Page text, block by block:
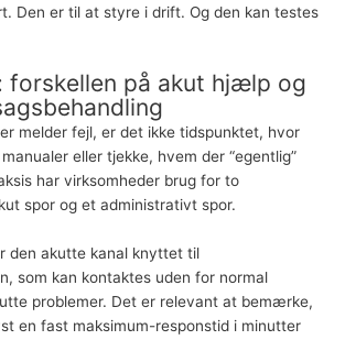
Den er til at styre i drift. Og den kan testes
forskellen på akut hjælp og
melder fejl, er det ikke tidspunktet, hvor
eller tjekke, hvem der “egentlig”
har virksomheder brug for to
spor og et administrativt spor.
den akutte kanal knyttet til
som kan kontaktes uden for normal
problemer. Det er relevant at bemærke,
en fast maksimum-responstid i minutter